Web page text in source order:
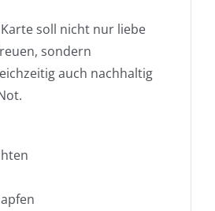
Karte soll nicht nur liebe
sondern
auch nachhaltig